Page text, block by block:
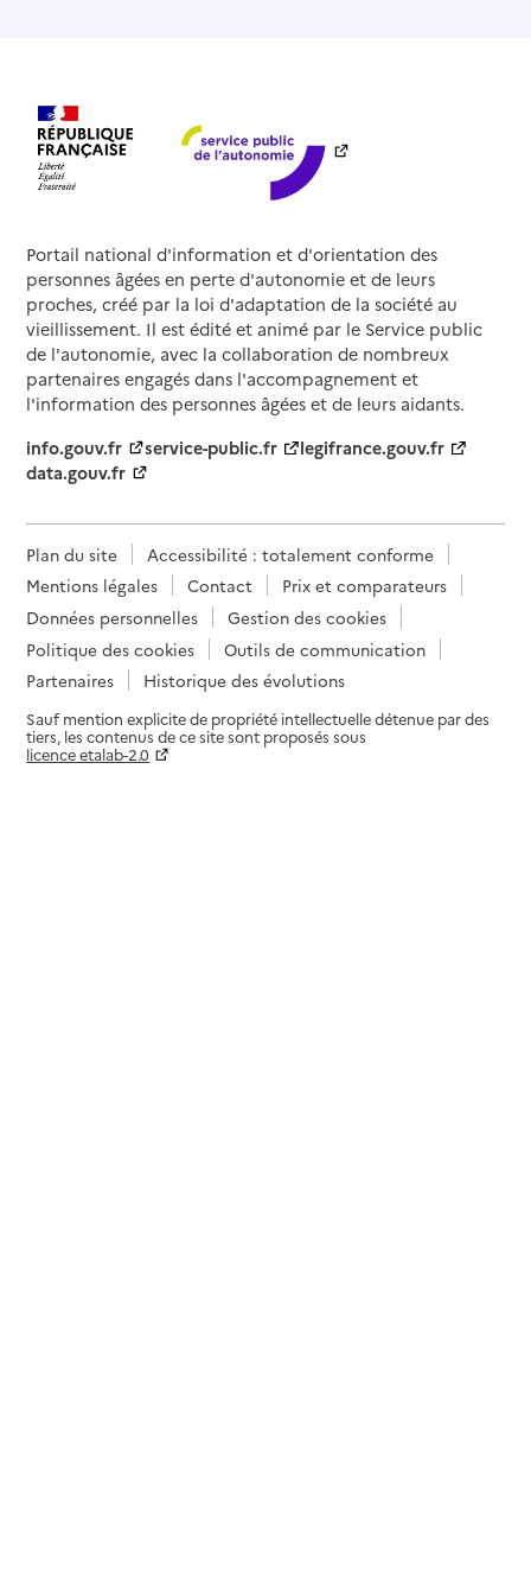
Portail national d'information et d'orientation des
personnes âgées en perte d'autonomie et de leurs
proches, créé par la loi d'adaptation de la société au
vieillissement. Il est édité et animé par le Service public
de l'autonomie, avec la collaboration de nombreux
partenaires engagés dans l'accompagnement et
l'information des personnes âgées et de leurs aidants.
info.gouv.fr
service-public.fr
legifrance.gouv.fr
data.gouv.fr
Plan du site
Accessibilité : totalement conforme
Mentions légales
Contact
Prix et comparateurs
Données personnelles
Gestion des cookies
Politique des cookies
Outils de communication
Partenaires
Historique des évolutions
Sauf mention explicite de propriété intellectuelle détenue par des
tiers, les contenus de ce site sont proposés sous
licence etalab-2.0